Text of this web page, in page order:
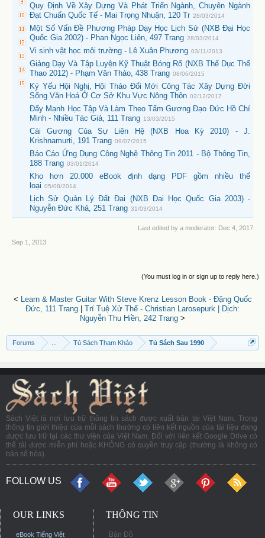
Quy Định Về Xây Dựng Và Phát Triển Ngành, Chuyên Ngành
Đạt Chuẩn Quốc Tế - Mai Trọng Nhuận, 120 Tr 28/03/2014
Một Số Vấn Đề Phương Pháp Dạy Học Lịch Sử (NXB Đại Học
Quốc Gia 2002) - Phan Ngọc Liên, 497 Trang 28/03/2014
Vi sinh vật học môi trường - Lê Xuân Phương 03/11/2013
Giảng Dạy Và Tập Luyện Kỹ Thuật Bóng Rổ (NXB Thể Dục Thể
Thao 2012) - Phạm Văn Thảo, 438 Trang 08/06/2015
Kỷ Yếu Hội Nghị, Hội Thảo Đổi Mới Công Tác Xây Dựng Đời
Sống Văn Hoá Ở Cơ Sở Khu Vực Nông Thôn 02/12/2017
Đẩy Mạnh Học Tập Và Làm Theo Tấm Gương Đạo Đức Hồ Chí
Minh - Nhiều Tác Giả, 111 Trang 13/03/2015
Cái Gương Của Sự Liên Hệ (NXB Hoa Kỳ 2010) - J.
Krishnamurti, 191 Trang 09/07/2015
Báo Cáo Ứng Dụng Công Nghệ Thông Tin 2011 - Bộ Thông Tin,
188 Trang 03/01/2014
Kho hơn 20.000 eBook định dạng PDF gồm nhiều thể
loại 05/08/2014
Lịch Sử Quản Lý Đất Đai (NXB Đại Học Quốc Gia 2003) -
Nguyễn Đức Khả, 251 Trang 31/03/2014
Last edited by a moderator: Dec 4, 2017
Sep 1, 2013
(You must log in or sign up to reply here.)
<
Learn & Master Guitar With Steve Krenz Lesson Book - Đặng Quốc
Đức, 111 Trang
Trí Tuệ Xử Thế - Christian Larosepurk | Dịch:
Nguyễn Thu Hiền, 242 Trang >
Forums Tủ Sách Tham Khảo Tủ Sách Sau 1990
Sách Việt là nơi lưu trữ thông tin sách được xuất bản tại Việt Nam. Trong
thông tin giới thiệu của mỗi sách thường có liên kết nguồn của tài liệu đang
được lưu trữ tại các thư viện của Việt Nam. Đối với liên kết Google Drive có
thể tải được miễn phí hoặc KHÔNG có quyền truy cập (thường là không có
bản số hóa).
FOLLOW US
OUR LINKS
eBook Tiếng Việt
THÔNG TIN
Bản Đồ